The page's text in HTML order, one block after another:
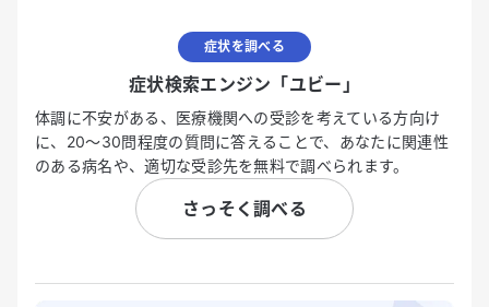
症状を調べる
症状検索エンジン「ユビー」
体調に不安がある、医療機関への受診を考えている方向け
に、20〜30問程度の質問に答えることで、あなたに関連性
のある病名や、適切な受診先を無料で調べられます。
さっそく調べる